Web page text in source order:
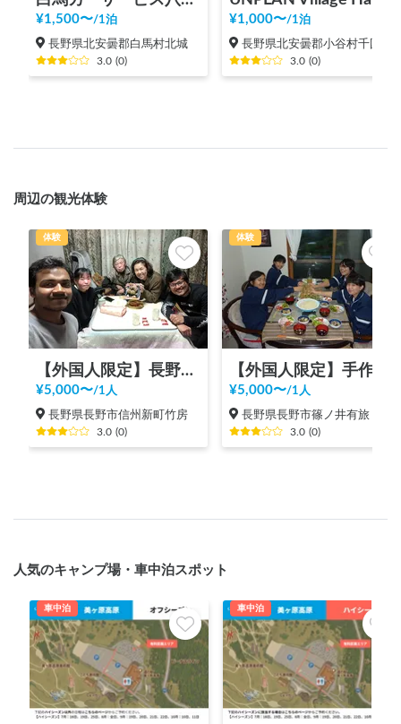
¥1,500〜/1泊
長野県北安曇郡白馬村北城
3.0 (0)
¥1,000〜/1泊
長野県北安曇郡小谷村千国
3.0 (0)
周辺の観光体験
体験
【外国人限定】長野のローカル生活体験
¥5,000〜/1人
長野県長野市信州新町竹房
3.0 (0)
体験
¥5,000〜/1人
長野県長野市篠ノ井有旅
3.0 (0)
人気のキャンプ場・車中泊スポット
車中泊 車中泊